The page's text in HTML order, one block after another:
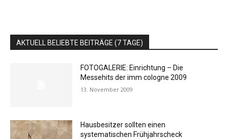
AKTUELL BELIEBTE BEITRÄGE (7 TAGE)
FOTOGALERIE: Einrichtung – Die
Messehits der imm cologne 2009
13. November 2009
Hausbesitzer sollten einen
systematischen Frühjahrscheck